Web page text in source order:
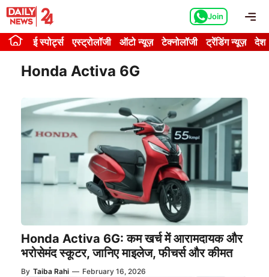
Skip
content
Join
ई स्पोर्ट्स एस्ट्रोलॉजी ऑटो न्यूज़ टेक्नोलॉजी ट्रेंडिंग न्यूज़ देश
Honda Activa 6G
Honda Activa 6G: कम खर्च में आरामदायक और
भरोसेमंद स्कूटर, जानिए माइलेज, फीचर्स और कीमत
By Taiba Rahi — February 16, 2026